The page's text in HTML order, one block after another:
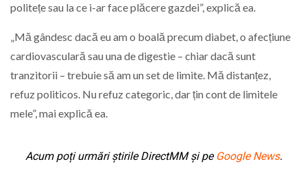
politețe sau la ce i-ar face plăcere gazdei”, explică ea.
„Mă gândesc dacă eu am o boală precum diabet, o afecțiune
cardiovasculară sau una de digestie – chiar dacă sunt
tranzitorii – trebuie să am un set de limite. Mă distanțez,
refuz politicos. Nu refuz categoric, dar țin cont de limitele
mele”, mai explică ea.
Acum poți urmări știrile DirectMM și pe Google News.